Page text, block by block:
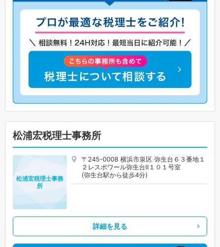
松浦宏税理士事務所
〒245-0008 横浜市泉区 弥生台６３番地１
２レスポワール弥生台Ⅱ１０１号室
(弥生台駅から徒歩4分)
松浦宏税理士事務
所
詳細を見る